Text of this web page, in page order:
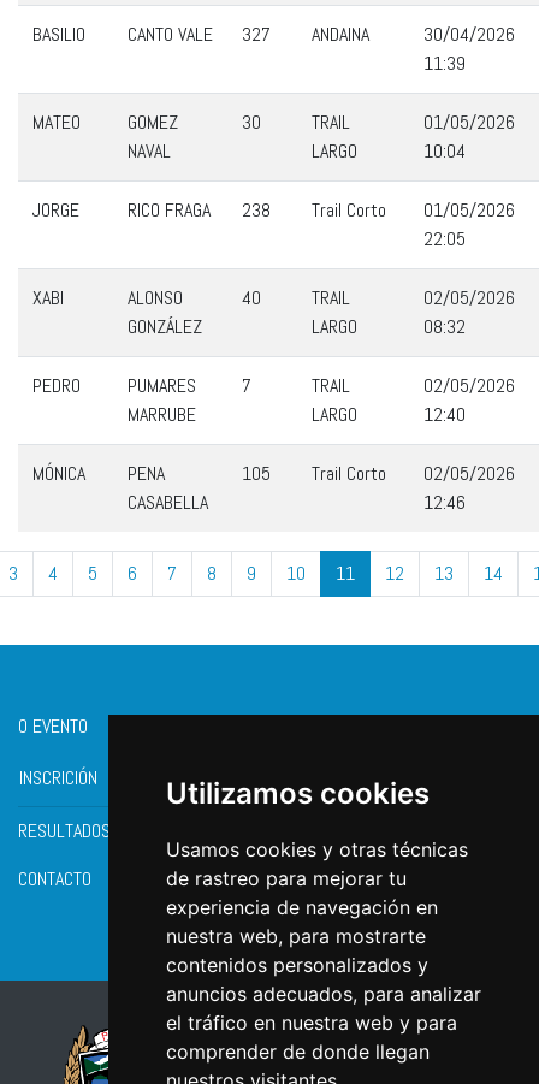
Utilizamos cookies
Usamos cookies y otras técnicas
de rastreo para mejorar tu
experiencia de navegación en
nuestra web, para mostrarte
contenidos personalizados y
anuncios adecuados, para analizar
el tráfico en nuestra web y para
comprender de donde llegan
BASILIO CANTO VALE 327 ANDAINA
30/04/2026
11:39
MATEO
GOMEZ
NAVAL
30
TRAIL
LARGO
01/05/2026
10:04
JORGE RICO FRAGA 238 Trail Corto
01/05/2026
22:05
XABI
ALONSO
GONZÁLEZ
40
TRAIL
LARGO
02/05/2026
08:32
PEDRO
PUMARES
MARRUBE
7
TRAIL
LARGO
02/05/2026
12:40
MÓNICA
PENA
CASABELLA
105 Trail Corto
02/05/2026
12:46
3 4 5 6 7 8 9 10 11 12 13 14
O EVENTO
INSCRICIÓN
RESULTADOS
CONTACTO